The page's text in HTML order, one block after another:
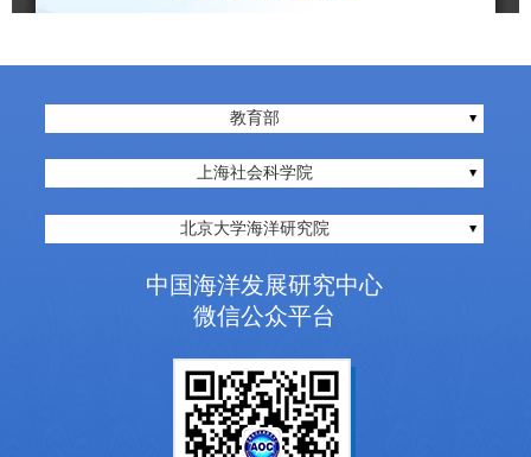
教育部
上海社会科学院
北京大学海洋研究院
中国海洋发展研究中心
微信公众平台